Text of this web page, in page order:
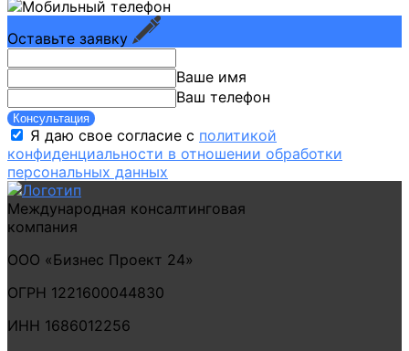
Оставьте заявку
Ваше имя
Ваш телефон
Консультация
Я даю свое согласие с политикой
конфиденциальности в отношении обработки
персональных данных
Международная консалтинговая
компания
ООО «Бизнес Проект 24»
ОГРН 1221600044830
ИНН 1686012256